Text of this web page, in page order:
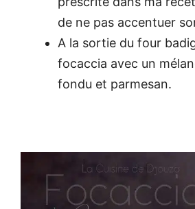
de ne pas accentuer
A la sortie du four
focaccia avec un
fondu et parmesan.